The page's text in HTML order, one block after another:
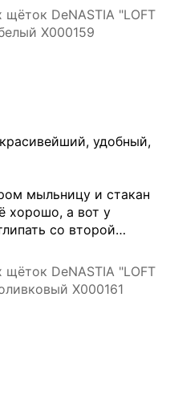
DeNASTIA "LOFT
X000159
удобный,
мыльницу и стакан
хорошо, а вот у
со второй…
DeNASTIA "LOFT
X000161